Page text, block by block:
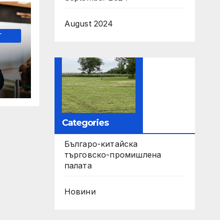
August 2024
Categories
Българо-китайска
търговско-промишлена
палата
Новини